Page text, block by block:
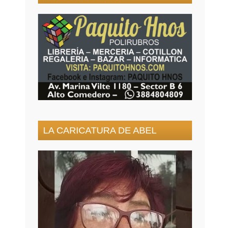
LA CARICATURA DE ABEL